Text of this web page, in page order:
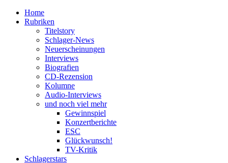
Home
Rubriken
Titelstory
Schlager-News
Neuerscheinungen
Interviews
Biografien
CD-Rezension
Kolumne
Audio-Interviews
und noch viel mehr
Gewinnspiel
Konzertberichte
ESC
Glückwunsch!
TV-Kritik
Schlagerstars